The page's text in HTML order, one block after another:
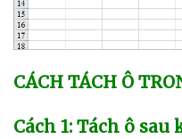
CÁCH TÁCH Ô
Cách 1: Tách ô sau